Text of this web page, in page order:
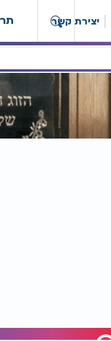
יצירת קשר